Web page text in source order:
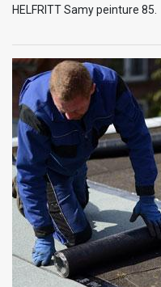
HELFRITT Samy peinture 85.